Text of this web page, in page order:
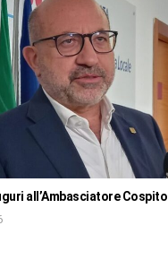
all’Ambasciatore Cospito